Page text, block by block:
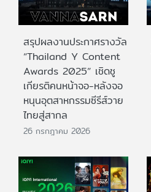
สรุปผลงานประกาศรางวัล
“Thailand Y Content
Awards 2025” เชิดชู
เกียรติคนหน้าจอ-หลังจอ
หนุนอุตสาหกรรมซีรีส์วาย
ไทยสู่สากล
26 กรกฎาคม 2026